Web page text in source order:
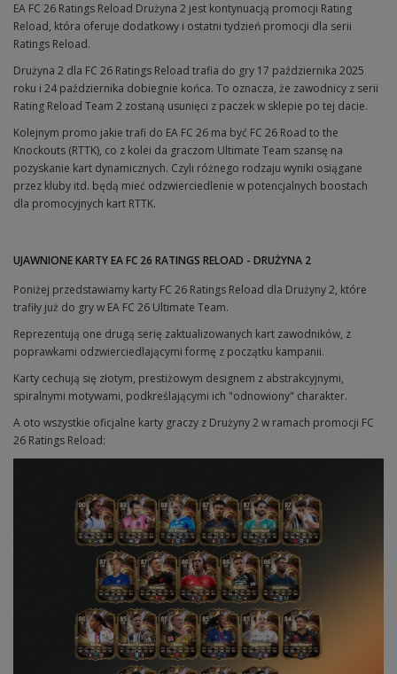
EA FC 26 Ratings Reload Drużyna 2 jest kontynuacją promocji Rating
Reload, która oferuje dodatkowy i ostatni tydzień promocji dla serii
Ratings Reload.
Drużyna 2 dla FC 26 Ratings Reload trafia do gry 17 października 2025
roku i 24 października dobiegnie końca. To oznacza, że zawodnicy z serii
Rating Reload Team 2 zostaną usunięci z paczek w sklepie po tej dacie.
Kolejnym promo jakie trafi do EA FC 26 ma być FC 26 Road to the
Knockouts (RTTK), co z kolei da graczom Ultimate Team szansę na
pozyskanie kart dynamicznych. Czyli różnego rodzaju wyniki osiągane
przez kluby itd. będą mieć odzwierciedlenie w potencjalnych boostach
dla promocyjnych kart RTTK.
UJAWNIONE KARTY EA FC 26 RATINGS RELOAD - DRUŻYNA 2
Poniżej przedstawiamy karty FC 26 Ratings Reload dla Drużyny 2, które
trafiły już do gry w EA FC 26 Ultimate Team.
Reprezentują one drugą serię zaktualizowanych kart zawodników, z
poprawkami odzwierciedlającymi formę z początku kampanii.
Karty cechują się złotym, prestiżowym designem z abstrakcyjnymi,
spiralnymi motywami, podkreślającymi ich "odnowiony" charakter.
A oto wszystkie oficjalne karty graczy z Drużyny 2 w ramach promocji FC
26 Ratings Reload: